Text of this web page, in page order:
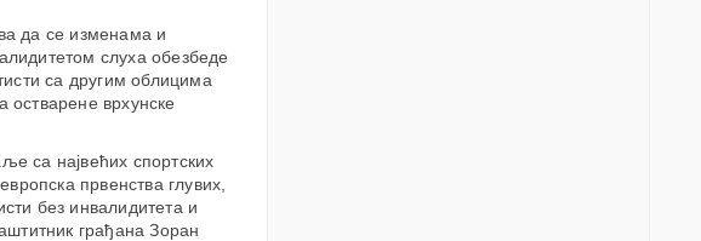
да се изменама и
слуха обезбеде
са другим облицима
врхунске
са највећих спортских
првенства глувих,
без инвалидитета и
грађана Зоран